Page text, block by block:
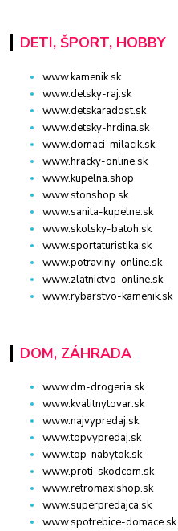
DETI, ŠPORT, HOBBY
www.kamenik.sk
www.detsky-raj.sk
www.detskaradost.sk
www.detsky-hrdina.sk
www.domaci-milacik.sk
www.hracky-online.sk
www.kupelna.shop
www.stonshop.sk
www.sanita-kupelne.sk
www.skolsky-batoh.sk
www.sportaturistika.sk
www.potraviny-online.sk
www.zlatnictvo-online.sk
www.rybarstvo-kamenik.sk
DOM, ZÁHRADA
www.dm-drogeria.sk
www.kvalitnytovar.sk
www.najvypredaj.sk
www.topvypredaj.sk
www.top-nabytok.sk
www.proti-skodcom.sk
www.retromaxishop.sk
www.superpredajca.sk
www.spotrebice-domace.sk